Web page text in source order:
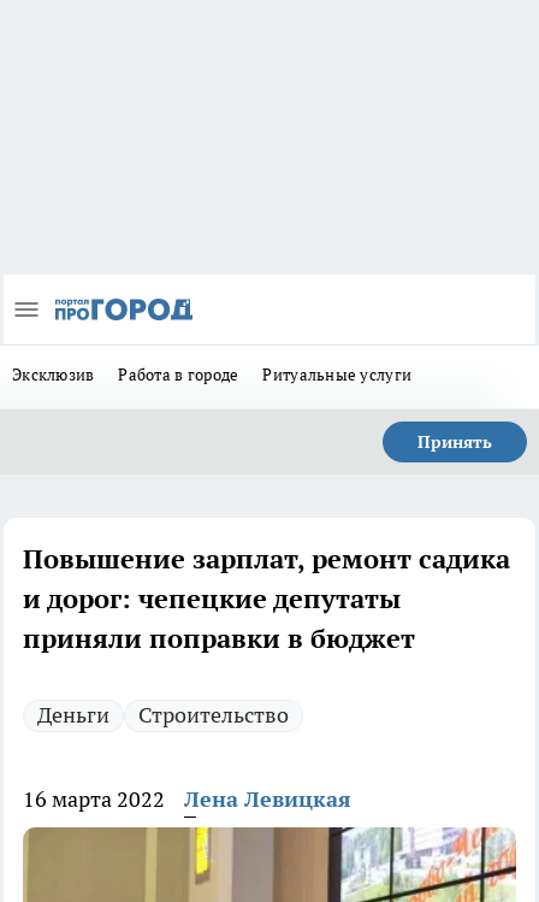
Эксклюзив Работа в городе Ритуальные услуги
Принять
Повышение зарплат, ремонт садика
и дорог: чепецкие депутаты
приняли поправки в бюджет
Деньги Строительство
16 марта 2022 Лена Левицкая